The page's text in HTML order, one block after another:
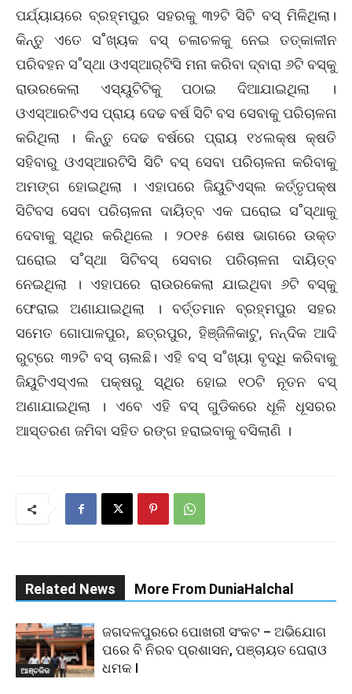
ପର୍ଯ୍ୟାୟରେ ବ୍ରହ୍ମପୁର ସହରକୁ ୩୨ଟି ସିଟି ବସ୍‌ ମିଳିଥିଲା।
କିନ୍ତୁ ଏତେ ସ˚ଖ୍ୟକ ବସ୍‌ ଚଳାଚଳକୁ ନେଇ ତତ୍‌କାଳୀନ
ପରିବହନ ସ˚ସ୍ଥା ଓଏସ୍‌ଆର‌୍‌ଟିସି ମନା କରିବା ଦ୍ବାରା ୬ଟି ବସ୍‌କୁ
ରାଉରକେଲା ଏସ୍‌ୟୁଟିଟିକୁ ପଠାଇ ଦିଆଯାଇଥିଲା ।
ଓଏସ୍‌ଆରଟିଏସ ପ୍ରାୟ ଦେଢ ବର୍ଷ ସିଟି ବସ ସେବାକୁ ପରିଚାଳନା
କରିଥିଲା । କିନ୍ତୁ ଦେଢ ବର୍ଷରେ ପ୍ରାୟ ୧୪ଲକ୍ଷ କ୍ଷତି
ସହିବାରୁ ଓଏସ୍‌ଆରଟିସି ସିଟି ବସ୍‌ ସେବା ପରିଚାଳନା କରିବାକୁ
ଅମଙ୍ଗ ହୋଇଥିଲା । ଏହାପରେ ଜିୟୁଟିଏସ୍‌ଲ କର୍ତ୍ତୃପକ୍ଷ
ସିଟିବସ ସେବା ପରିଚାଳନା ଦାୟିତ୍ବ ଏକ ଘରୋଇ ସ˚ସ୍ଥାକୁ
ଦେବାକୁ ସ୍ଥିର କରିଥିଲେ । ୨୦୧୫ ଶେଷ ଭାଗରେ ଉକ୍ତ
ଘରୋଇ ସ˚ସ୍ଥା ସିଟିବସ୍‌ ସେବାର ପରିଚାଳନା ଦାୟିତ୍ବ
ନେଇଥିଲା । ଏହାପରେ ରାଉରକେଲା ଯାଇଥିବା ୬ଟି ବସ୍‌କୁ
ଫେରାଇ ଅଣାଯାଇଥିଲା । ବର୍ତ୍ତମାନ ବ୍ରହ୍ମପୁର ସହର
ସମେତ ଗୋପାଳପୁର, ଛତ୍ରପୁର, ହିଞ୍ଜିଳିକାଟୁ, ନନ୍ଦିକ ଆଦି
ରୁଟ୍‌ରେ ୩୨ଟି ବସ୍‌ ଚାଲଛି। ଏହି ବସ୍‌ ସ˚ଖ୍ୟା ବୃଦ୍ଧି କରିବାକୁ
ଜିୟୁଟିଏସ୍‌ଏଲ ପକ୍ଷରୁ ସ୍ଥିର ହୋଇ ୧୦ଟି ନୂତନ ବସ୍‌
ଅଣାଯାଇଥିଲା । ଏବେ ଏହି ବସ୍‌ ଗୁଡିକରେ ଧୂଳି ଧୂସରର
ଆସ୍ତରଣ ଜମିବା ସହିତ ରଙ୍ଗ ହରାଇବାକୁ ବସିଲାଣି ।
Related News More From DuniaHalchal
ଆଞ୍ଚଳିକ
ଜଗଦଳପୁରରେ ପୋଖରୀ ସଂକଟ – ଅଭିଯୋଗ
ପରେ ବି ନିରବ ପ୍ରଶାସନ, ପଞ୍ଚାୟତ ଘେରାଓ
ଧମକ l